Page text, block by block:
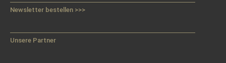
Newsletter bestellen >>>
Unsere Partner